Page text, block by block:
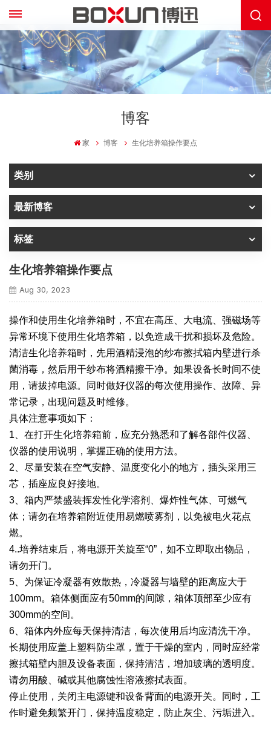
博客
家 博客 生化培养箱操作要点
类别
最新博客
标签
生化培养箱操作要点
Aug 30, 2023
操作和使用生化培养箱时，不宜在高压、大电流、强磁场等
异常环境下使用生化培养箱，以免造成干扰和损坏及危险。
清洁生化培养箱时，先用酒精浸泡的纱布擦拭箱内壁进行杀
菌消毒，然后用干纱布将酒精擦干净。如果设备长时间不使
用，请拔掉电源。同时做好仪器的每次使用操作、故障、异
常记录，出现问题及时维修。
具体注意事项如下：
1、在打开生化培养箱前，应充分熟悉和了解各部件仪器、
仪器的使用说明，掌握正确的使用方法。
2、尽量安装在空气安静、温度变化小的地方，插头采用三
芯，插座应良好接地。
3、箱内严禁盛装挥发性化学溶剂、爆炸性气体、可燃气
体；请勿在培养箱附近使用易燃喷雾剂，以免被电火花点
燃。
4..培养结束后，将电源开关旋至“0”，如不立即取出物品，
请勿开门。
5、为保证冷凝器有效散热，冷凝器与墙壁的距离应大于
100mm。箱体侧面应有50mm的间隙，箱体顶部至少应有
300mm的空间。
6、箱体内外应每天保持清洁，每次使用后均应清洗干净。
长期使用应盖上塑料防尘罩，置于干燥的室内，同时应经常
擦拭箱壁内胆及设备表面，保持清洁，增加玻璃的透明度。
请勿用酸、碱或其他腐蚀性溶液擦拭表面。
停止使用，关闭主电源键和设备背面的电源开关。同时，工
作时避免频繁开门，保持温度稳定，防止灰尘、污垢进入。